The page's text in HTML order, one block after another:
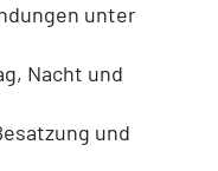
unter
Nacht und
und